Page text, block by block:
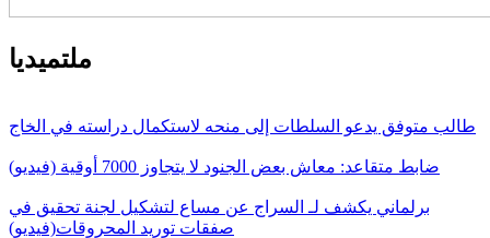
ملتميديا
طالب متوفق يدعو السلطات إلى منحه لاستكمال دراسته في الخاج
ضابط متقاعد: معاش بعض الجنود لا يتجاوز 7000 أوقية (فيديو)
برلماني يكشف لـ السراج عن مساع لتشكيل لجنة تحقيق في
صفقات توريد المحروقات(فيديو)